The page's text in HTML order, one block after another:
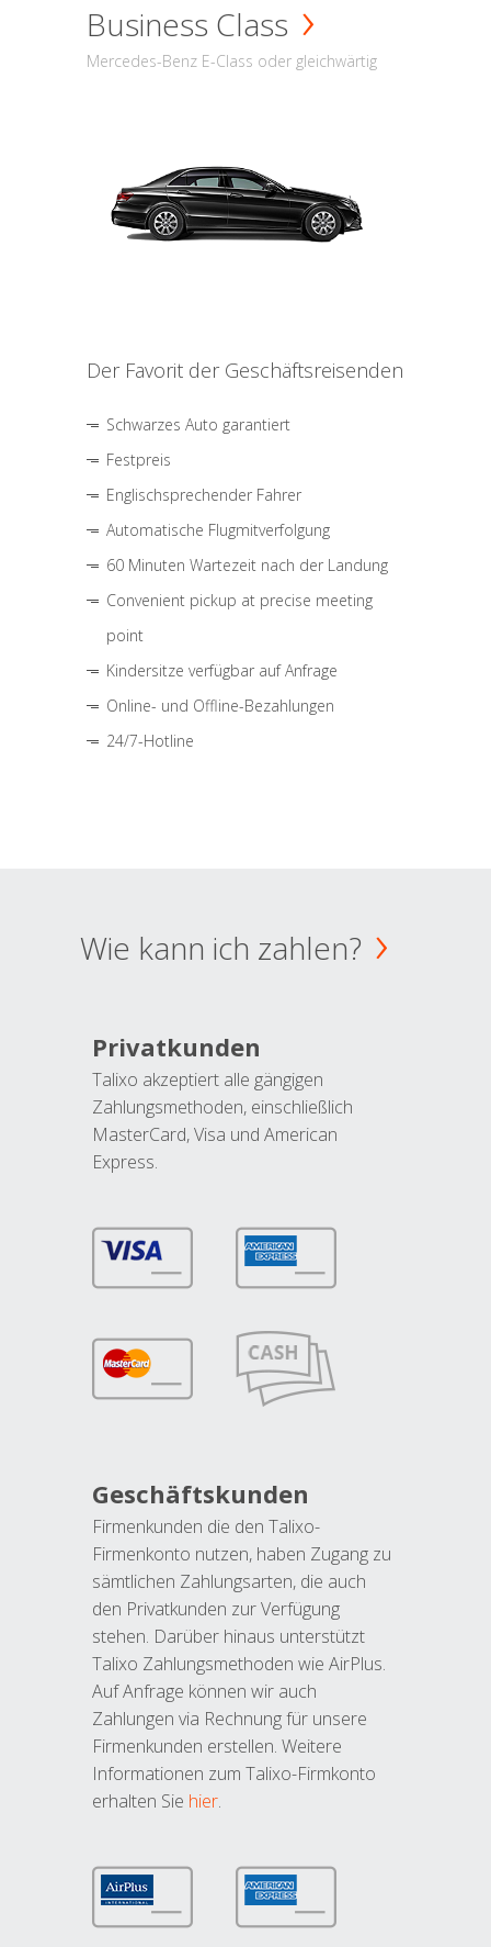
Business Class
Mercedes-Benz E-Class oder gleichwärtig
Der Favorit der Geschäftsreisenden
Schwarzes Auto garantiert
Festpreis
Englischsprechender Fahrer
Automatische Flugmitverfolgung
60 Minuten Wartezeit nach der Landung
Convenient pickup at precise meeting
point
Kindersitze verfügbar auf Anfrage
Online- und Offline-Bezahlungen
24/7-Hotline
Wie kann ich zahlen?
Privatkunden
Talixo akzeptiert alle gängigen
Zahlungsmethoden, einschließlich
MasterCard, Visa und American
Express.
Geschäftskunden
Firmenkunden die den Talixo-
Firmenkonto nutzen, haben Zugang zu
sämtlichen Zahlungsarten, die auch
den Privatkunden zur Verfügung
stehen. Darüber hinaus unterstützt
Talixo Zahlungsmethoden wie AirPlus.
Auf Anfrage können wir auch
Zahlungen via Rechnung für unsere
Firmenkunden erstellen. Weitere
Informationen zum Talixo-Firmkonto
erhalten Sie hier.